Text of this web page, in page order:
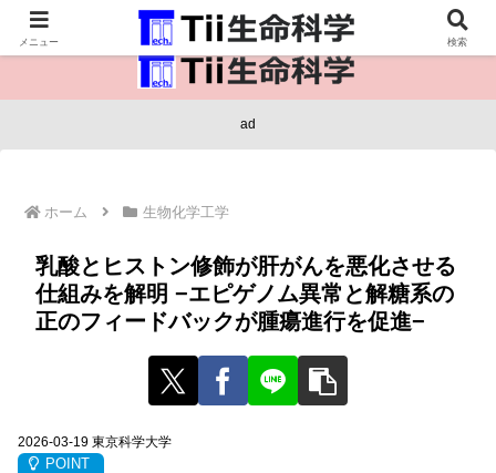
医療保健・生命・生物の情報インフラ。
ad
ホーム 生物化学工学
乳酸とヒストン修飾が肝がんを悪化させる
仕組みを解明 −エピゲノム異常と解糖系の
正のフィードバックが腫瘍進⾏を促進−
2026-03-19 東京科学大学
メニュー 検索